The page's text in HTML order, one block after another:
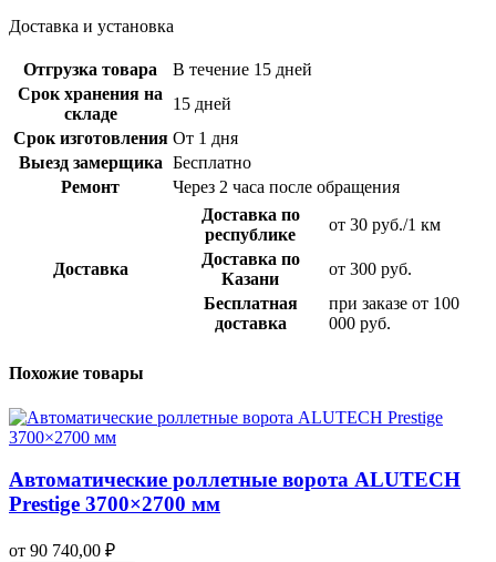
Доставка и установка
Отгрузка товара
В течение 15 дней
Срок хранения на
складе
15 дней
Срок изготовления От 1 дня
Выезд замерщика Бесплатно
Ремонт
Через 2 часа после обращения
Доставка
Доставка по
республике
от 30 руб./1 км
Доставка по
Казани
от 300 руб.
Бесплатная
доставка
при заказе от 100
000 руб.
Похожие товары
Автоматические роллетные ворота ALUTECH
Prestige 3700×2700 мм
от 90 740,00 ₽